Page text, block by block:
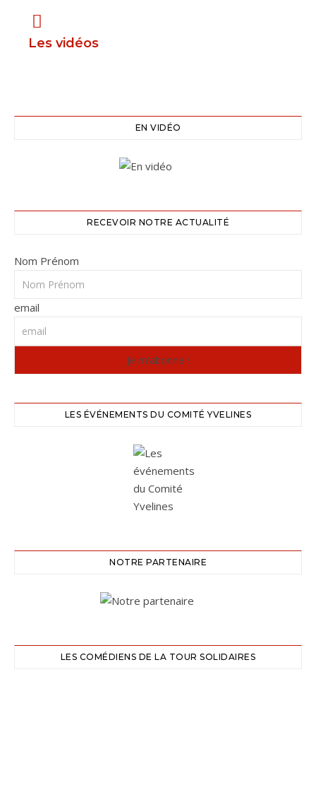
Les vidéos
EN VIDÉO
RECEVOIR NOTRE ACTUALITÉ
Nom Prénom
email
LES ÉVÉNEMENTS DU COMITÉ YVELINES
NOTRE PARTENAIRE
LES COMÉDIENS DE LA TOUR SOLIDAIRES